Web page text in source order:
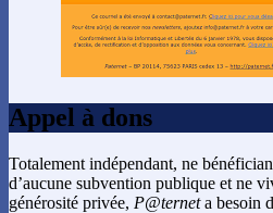
Appel à dons
Totalement indépendant, ne
d’aucune subvention publique et ne
générosité privée, P@terneta besoin